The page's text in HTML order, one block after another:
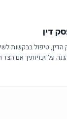
דין
הדין, טיפול בבקשות
על זכויותיך אם